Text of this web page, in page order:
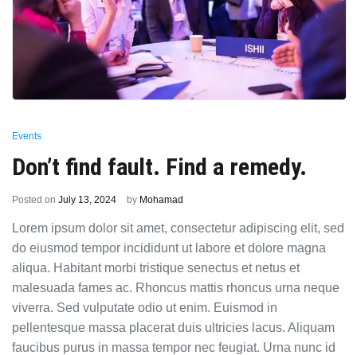
Events
Don’t find fault. Find a remedy.
Posted on July 13, 2024 by Mohamad
Lorem ipsum dolor sit amet, consectetur adipiscing elit, sed
do eiusmod tempor incididunt ut labore et dolore magna
aliqua. Habitant morbi tristique senectus et netus et
malesuada fames ac. Rhoncus mattis rhoncus urna neque
viverra. Sed vulputate odio ut enim. Euismod in
pellentesque massa placerat duis ultricies lacus. Aliquam
faucibus purus in massa tempor nec feugiat. Urna nunc id